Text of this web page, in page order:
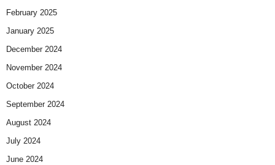
February 2025
January 2025
December 2024
November 2024
October 2024
September 2024
August 2024
July 2024
June 2024